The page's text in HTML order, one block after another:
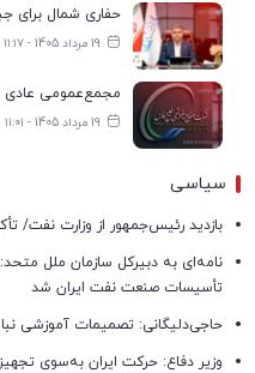
حفاری شمال برای
19 مرداد 1405 - ۱۱:۱۷
19 مرداد 1405 - ۱۱:۰۱
سیاسی
بازدید رئیس‌جمهور از وزارت نفت/
نامه‌ای به دبیرکل سازمان ملل
تأسیسات صنعت نفت ایران شد
حاجی‌دلیگانی: تصمیمات آموزشی
وزیر دفاع: حرکت ایران به‌سوی